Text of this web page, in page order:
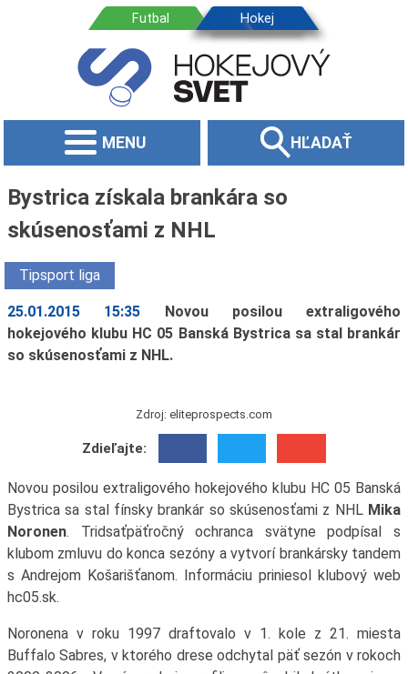
MENU HĽADAŤ
Bystrica získala brankára so
skúsenosťami z NHL
Tipsport liga
25.01.2015 15:35
Novou posilou extraligového
hokejového klubu HC 05 Banská Bystrica sa stal brankár
so skúsenosťami z NHL.
Zdroj: eliteprospects.com
Zdieľajte:
Novou posilou extraligového hokejového klubu HC 05 Banská
Bystrica sa stal fínsky brankár so skúsenosťami z NHL Mika
Noronen. Tridsaťpäťročný ochranca svätyne podpísal s
klubom zmluvu do konca sezóny a vytvorí brankársky tandem
s Andrejom Košarišťanom. Informáciu priniesol klubový web
hc05.sk.
Noronena v roku 1997 draftovalo v 1. kole z 21. miesta
Buffalo Sabres, v ktorého drese odchytal päť sezón v rokoch